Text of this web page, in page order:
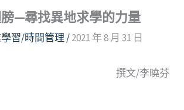
—尋找異地求學的力量
習/時間管理 /2021 年 8 月 31 日
撰文/李曉芬